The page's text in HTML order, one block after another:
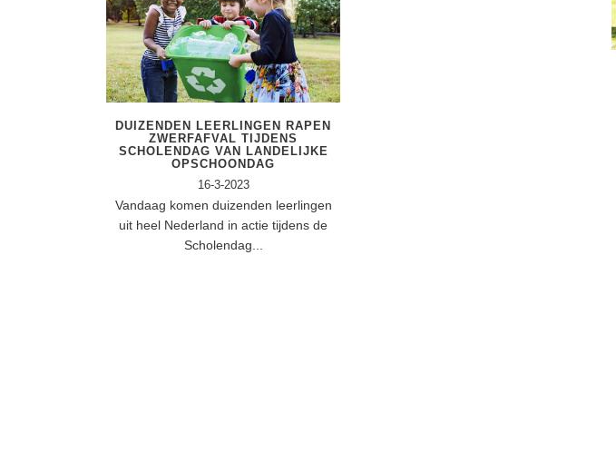
DUIZENDEN LEERLINGEN RAPEN
ZWERFAFVAL TIJDENS
SCHOLENDAG VAN LANDELIJKE
OPSCHOONDAG
16-3-2023
Vandaag komen duizenden leerlingen
uit heel Nederland in actie tijdens de
Scholendag...